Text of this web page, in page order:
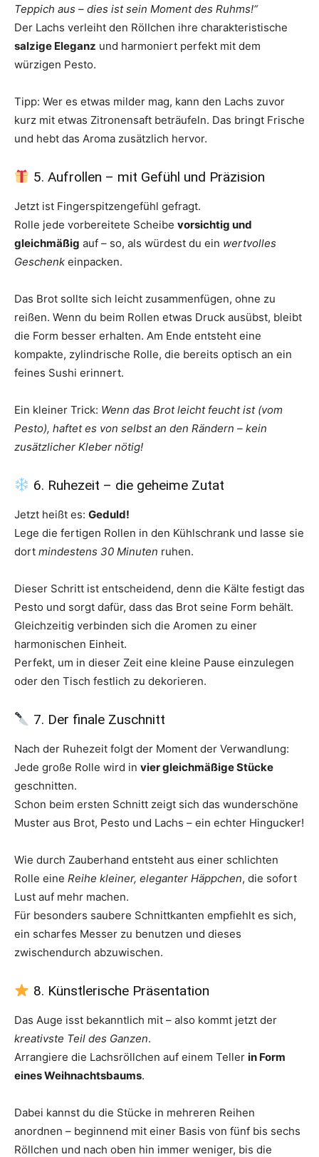
Teppich aus – dies ist sein Moment des Ruhms!“
Der Lachs verleiht den Röllchen ihre charakteristische
salzige Eleganz und harmoniert perfekt mit dem
würzigen Pesto.
Tipp: Wer es etwas milder mag, kann den Lachs zuvor
kurz mit etwas Zitronensaft beträufeln. Das bringt Frische
und hebt das Aroma zusätzlich hervor.
5. Aufrollen – mit Gefühl und Präzision
Jetzt ist Fingerspitzengefühl gefragt.
Rolle jede vorbereitete Scheibe vorsichtig und
gleichmäßig auf – so, als würdest du ein wertvolles
Geschenk einpacken.
Das Brot sollte sich leicht zusammenfügen, ohne zu
reißen. Wenn du beim Rollen etwas Druck ausübst, bleibt
die Form besser erhalten. Am Ende entsteht eine
kompakte, zylindrische Rolle, die bereits optisch an ein
feines Sushi erinnert.
Ein kleiner Trick: Wenn das Brot leicht feucht ist (vom
Pesto), haftet es von selbst an den Rändern – kein
zusätzlicher Kleber nötig!
6. Ruhezeit – die geheime Zutat
Jetzt heißt es: Geduld!
Lege die fertigen Rollen in den Kühlschrank und lasse sie
dort mindestens 30 Minuten ruhen.
Dieser Schritt ist entscheidend, denn die Kälte festigt das
Pesto und sorgt dafür, dass das Brot seine Form behält.
Gleichzeitig verbinden sich die Aromen zu einer
harmonischen Einheit.
Perfekt, um in dieser Zeit eine kleine Pause einzulegen
oder den Tisch festlich zu dekorieren.
7. Der finale Zuschnitt
Nach der Ruhezeit folgt der Moment der Verwandlung:
Jede große Rolle wird in vier gleichmäßige Stücke
geschnitten.
Schon beim ersten Schnitt zeigt sich das wunderschöne
Muster aus Brot, Pesto und Lachs – ein echter Hingucker!
Wie durch Zauberhand entsteht aus einer schlichten
Rolle eine Reihe kleiner, eleganter Häppchen, die sofort
Lust auf mehr machen.
Für besonders saubere Schnittkanten empfiehlt es sich,
ein scharfes Messer zu benutzen und dieses
zwischendurch abzuwischen.
8. Künstlerische Präsentation
Das Auge isst bekanntlich mit – also kommt jetzt der
kreativste Teil des Ganzen.
Arrangiere die Lachsröllchen auf einem Teller in Form
eines Weihnachtsbaums.
Dabei kannst du die Stücke in mehreren Reihen
anordnen – beginnend mit einer Basis von fünf bis sechs
Röllchen und nach oben hin immer weniger, bis die